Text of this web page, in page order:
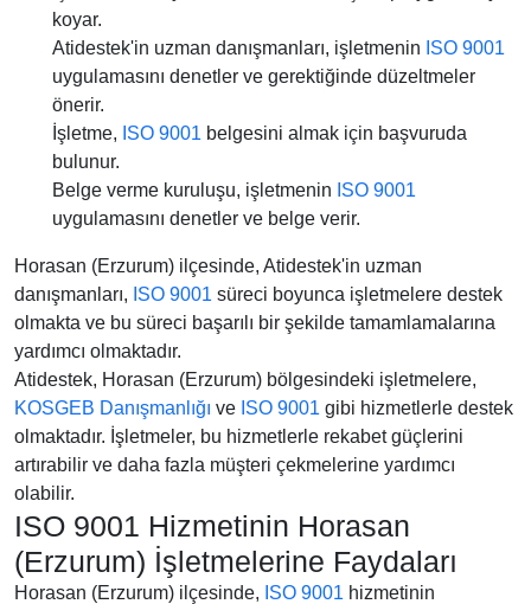
koyar.
Atidestek'in uzman danışmanları, işletmenin ISO 9001
uygulamasını denetler ve gerektiğinde düzeltmeler
önerir.
İşletme, ISO 9001 belgesini almak için başvuruda
bulunur.
Belge verme kuruluşu, işletmenin ISO 9001
uygulamasını denetler ve belge verir.
Horasan (Erzurum) ilçesinde, Atidestek'in uzman
danışmanları, ISO 9001 süreci boyunca işletmelere destek
olmakta ve bu süreci başarılı bir şekilde tamamlamalarına
yardımcı olmaktadır.
Atidestek, Horasan (Erzurum) bölgesindeki işletmelere,
KOSGEB Danışmanlığı ve ISO 9001 gibi hizmetlerle destek
olmaktadır. İşletmeler, bu hizmetlerle rekabet güçlerini
artırabilir ve daha fazla müşteri çekmelerine yardımcı
olabilir.
ISO 9001 Hizmetinin Horasan
(Erzurum) İşletmelerine Faydaları
Horasan (Erzurum) ilçesinde, ISO 9001 hizmetinin